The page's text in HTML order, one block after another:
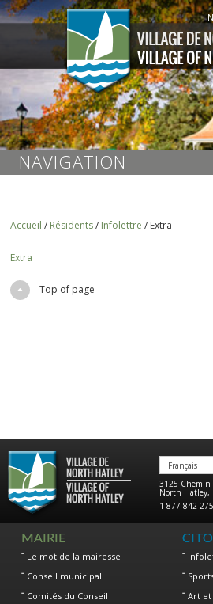
NAVIGATION
Accueil / Résidents/ Infolettre / Extra
Extra
Top of page
Français
3125 Chemin
North Hatley,
1 877-842-
MAIRIE
Le mot de la mairesse
Conseil municipal
Comités du Conseil
Art